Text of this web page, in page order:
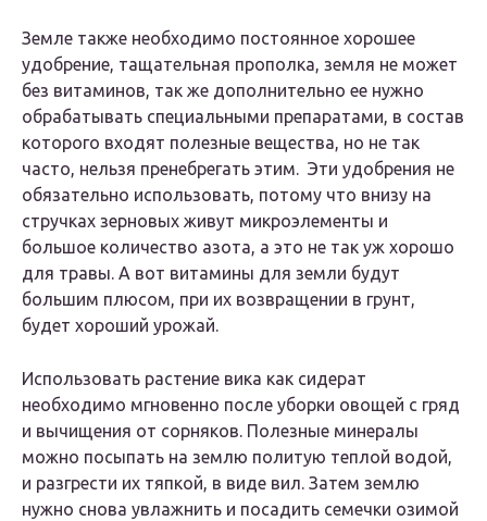
Земле также необходимо постоянное хорошее
удобрение, тащательная прополка, земля не может
без витаминов, так же дополнительно ее нужно
обрабатывать специальными препаратами, в состав
которого входят полезные вещества, но не так
часто, нельзя пренебрегать этим. Эти удобрения не
обязательно использовать, потому что внизу на
стручках зерновых живут микроэлементы и
большое количество азота, а это не так уж хорошо
для травы. А вот витамины для земли будут
большим плюсом, при их возвращении в грунт,
будет хороший урожай.
Использовать растение вика как сидерат
необходимо мгновенно после уборки овощей с гряд
и вычищения от сорняков. Полезные минералы
можно посыпать на землю политую теплой водой,
и разгрести их тяпкой, в виде вил. Затем землю
нужно снова увлажнить и посадить семечки озимой